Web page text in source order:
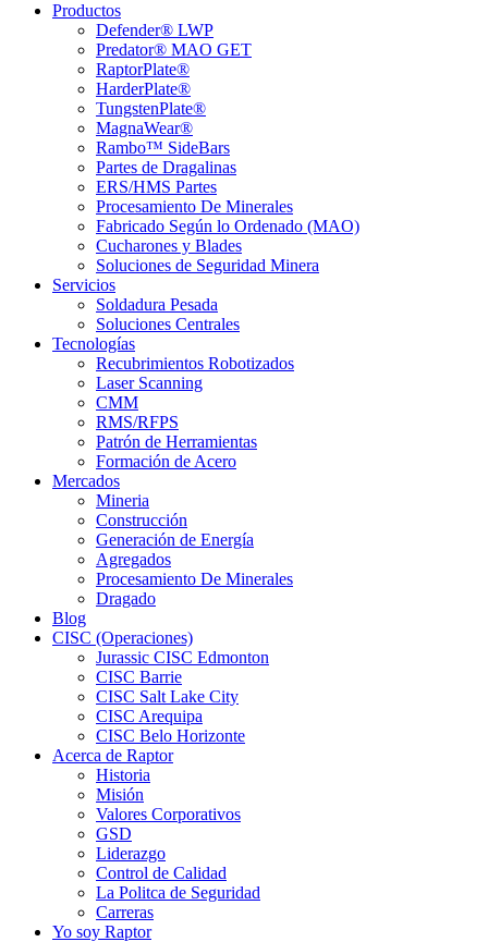
Productos
Defender® LWP
Predator® MAO GET
RaptorPlate®
HarderPlate®
TungstenPlate®
MagnaWear®
Rambo™ SideBars
Partes de Dragalinas
ERS/HMS Partes
Procesamiento De Minerales
Fabricado Según lo Ordenado (MAO)
Cucharones y Blades
Soluciones de Seguridad Minera
Servicios
Soldadura Pesada
Soluciones Centrales
Tecnologías
Recubrimientos Robotizados
Laser Scanning
CMM
RMS/RFPS
Patrón de Herramientas
Formación de Acero
Mercados
Mineria
Construcción
Generación de Energía
Agregados
Procesamiento De Minerales
Dragado
Blog
CISC (Operaciones)
Jurassic CISC Edmonton
CISC Barrie
CISC Salt Lake City
CISC Arequipa
CISC Belo Horizonte
Acerca de Raptor
Historia
Misión
Valores Corporativos
GSD
Liderazgo
Control de Calidad
La Politca de Seguridad
Carreras
Yo soy Raptor